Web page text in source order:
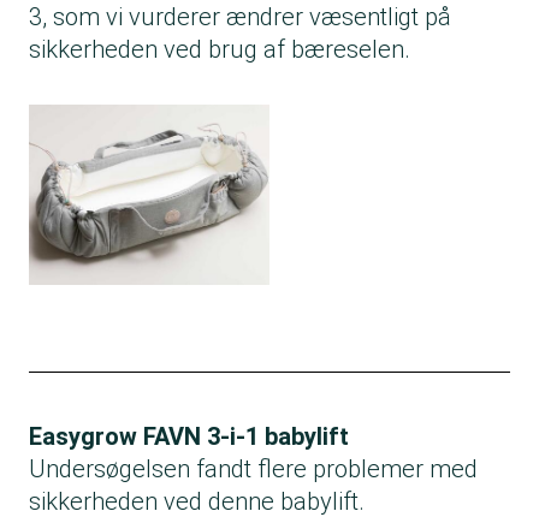
3, som vi vurderer ændrer væsentligt på
sikkerheden ved brug af bæreselen.
Easygrow FAVN 3-i-1 babylift
Undersøgelsen fandt flere problemer med
sikkerheden ved denne babylift.